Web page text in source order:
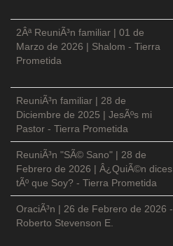
2Âª ReuniÃ³n familiar | 01 de
Marzo de 2026 | Shalom - Tierra
Prometida
ReuniÃ³n familiar | 28 de
Diciembre de 2025 | JesÃºs mi
Pastor - Tierra Prometida
ReuniÃ³n "SÃ© Sano" | 28 de
Febrero de 2026 | Â¿QuiÃ©n dices
tÃº que Soy? - Tierra Prometida
OraciÃ³n | 26 de Febrero de 2026 -
Roberto Stevenson E.